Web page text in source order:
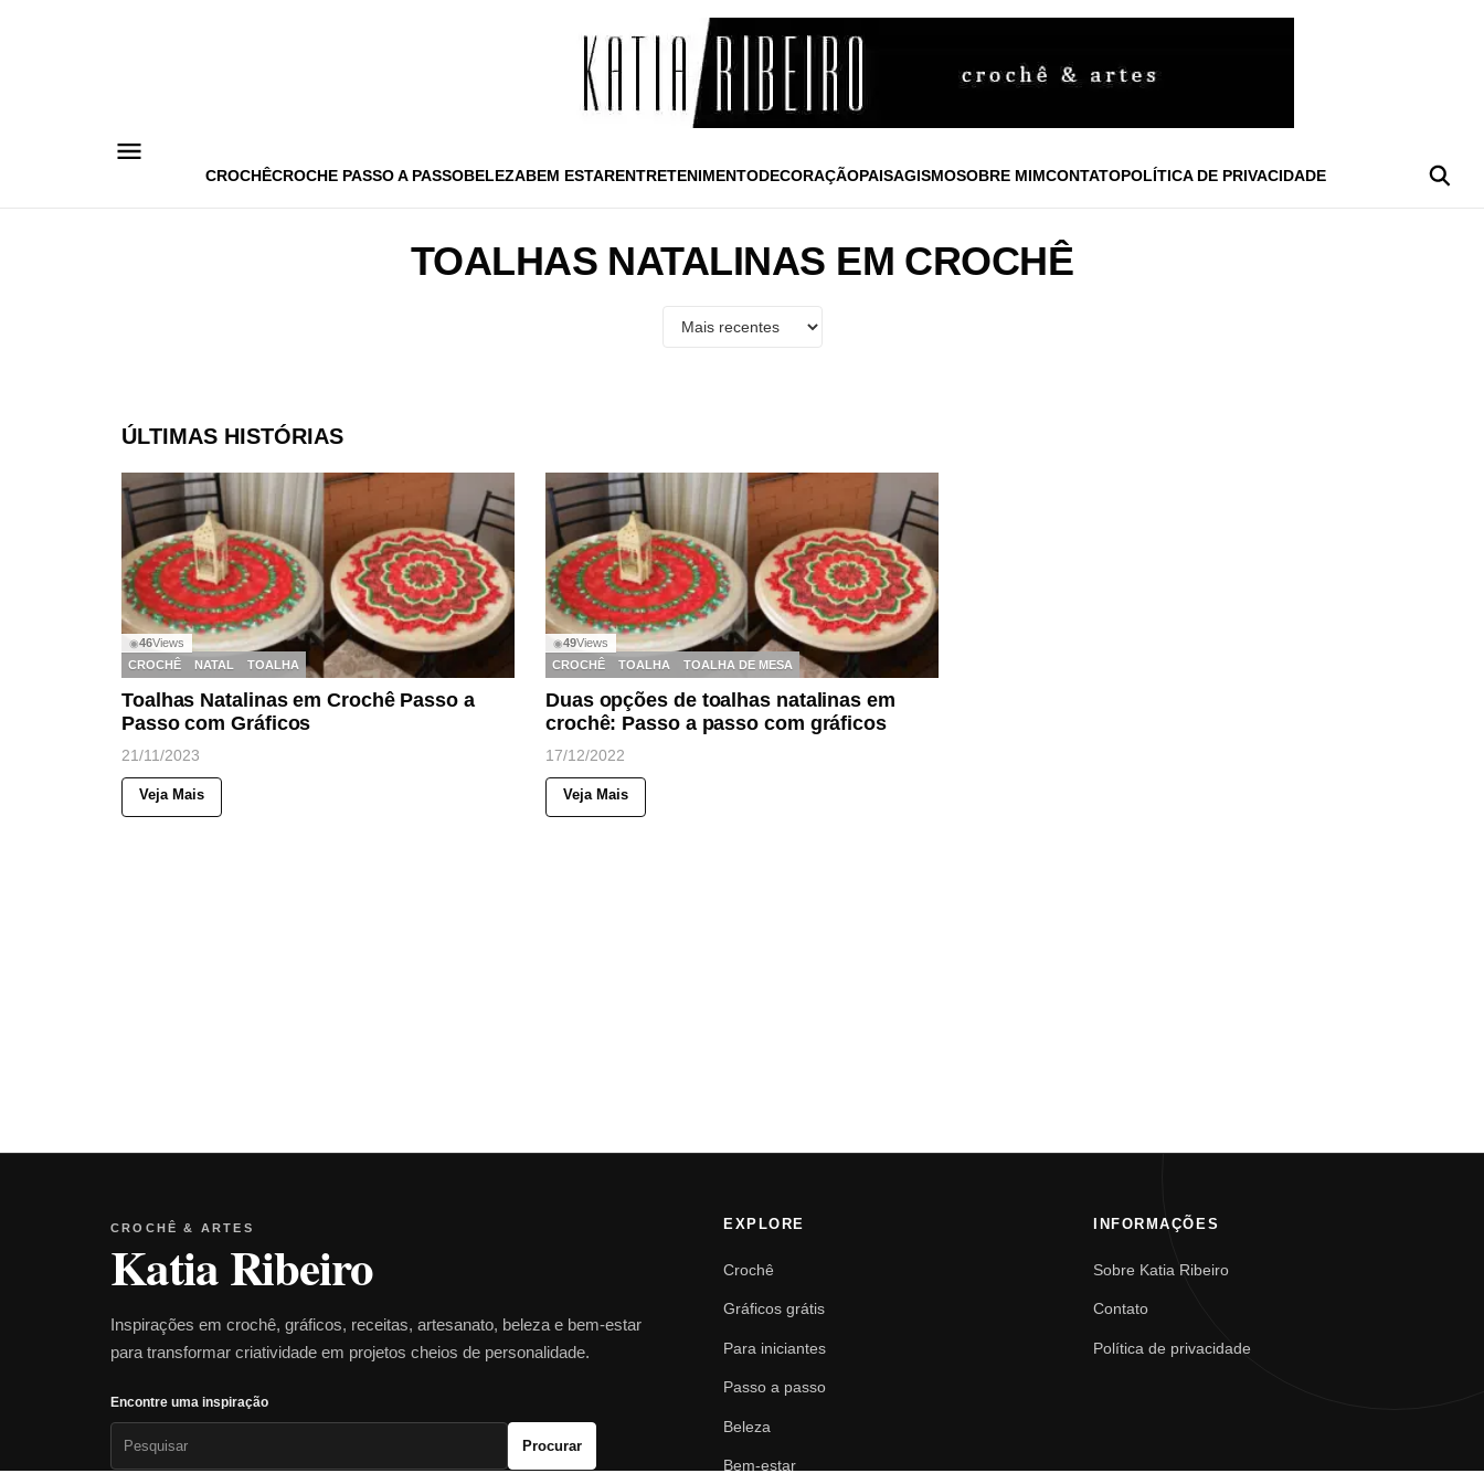
CROCHÊCROCHE PASSO A PASSOBELEZABEM ESTARENTRETENIMENTODECORAÇÃOPAISAGISMOSOBRE MIMCONTATOPOLÍTICA DE PRIVACIDADE
TOALHAS NATALINAS EM CROCHÊ
ÚLTIMAS HISTÓRIAS
◉46Views
CROCHÊ
NATAL TOALHA
Toalhas Natalinas em Crochê Passo a
Passo com Gráficos
21/11/2023
Veja Mais
◉49Views
CROCHÊ
TOALHA TOALHA DE MESA
Duas opções de toalhas natalinas em
crochê: Passo a passo com gráficos
17/12/2022
Veja Mais
CROCHÊ & ARTES
Katia Ribeiro
Inspirações em crochê, gráficos, receitas, artesanato, beleza e bem-estar
para transformar criatividade em projetos cheios de personalidade.
Encontre uma inspiração
Procurar
EXPLORE
Crochê
Gráficos grátis
Para iniciantes
Passo a passo
Beleza
Bem-estar
INFORMAÇÕES
Sobre Katia Ribeiro
Contato
Política de privacidade